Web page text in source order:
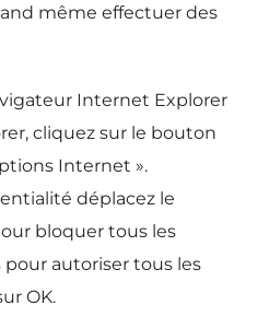
même effectuer des
Internet Explorer
cliquez sur le bouton
Internet ».
déplacez le
bloquer tous les
pour autoriser tous les
OK.